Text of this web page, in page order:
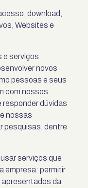
download,
Websites e
e serviços:
novos
pessoas e seus
com nossos
dúvidas
nossas
pesquisas, dentre
serviços que
empresa: permitir
da